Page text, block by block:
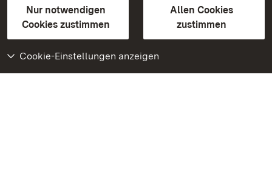
Nur notwendigen
Cookies zustimmen
Allen Cookies
zustimmen
Cookie-Einstellungen anzeigen
Erklärung zur Barrierefreiheit
BITV-konform (geprüfte Seiten)
Weiteres